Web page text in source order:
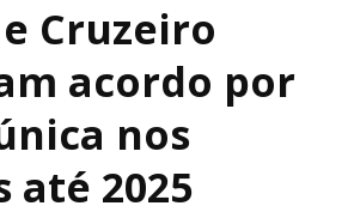
Cruzeiro
acordo por
nos
até 2025